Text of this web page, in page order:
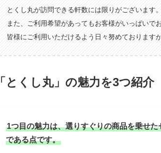
とくし丸が訪問できる軒数には限りがございます。
また、ご利用希望があってもお客様がいっぱいで
皆様にご利用いただけるよう日々努めております
「とくし丸」の魅力を3つ紹介
1つ目の魅力は、選りすぐりの商品を乗せた
である点です。